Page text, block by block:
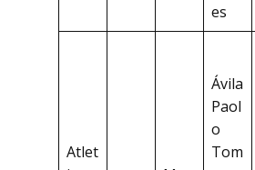
es
Atlet
Ávila
Paol
o
Tom